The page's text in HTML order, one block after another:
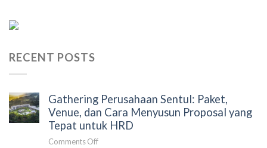
RECENT POSTS
Gathering Perusahaan Sentul: Paket,
Venue, dan Cara Menyusun Proposal yang
Tepat untuk HRD
Comments Offon